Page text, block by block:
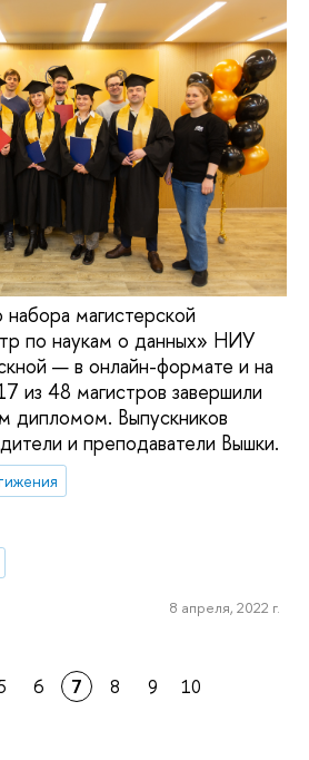
магистерской
по наукам о данных» НИУ
— в онлайн-формате и на
из 48 магистров завершили
дипломом. Выпускников
и преподаватели Вышки.
8 апреля, 2022 г.
6 7 8 9 10